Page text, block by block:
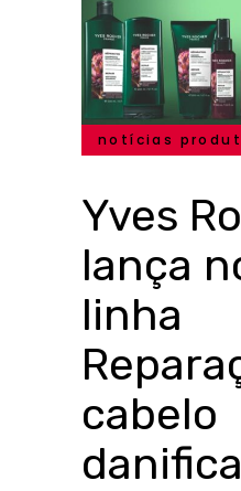
notícias
Yves
lança
linha
cabelo